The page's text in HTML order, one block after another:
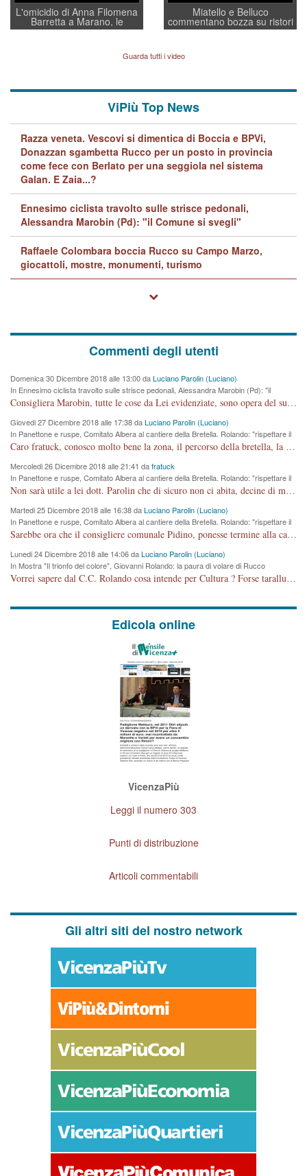
L'omicidio di Anna Filomena
Barretta a Marano, le
indagini dei carabinieri di
Lavarra: più avvincenti di
quelle di... Barbara D'Urso
Miatello e Belluco
commentano bozza su ristori
BPVi e Veneto Banca
Guarda tutti i video
ViPiù Top News
Razza veneta. Vescovi si dimentica di Boccia e BPVi,
Donazzan sgambetta Rucco per un posto in provincia
come fece con Berlato per una seggiola nel sistema
Galan. E Zaia...?
Ennesimo ciclista travolto sulle strisce pedonali,
Alessandra Marobin (Pd): "il Comune si svegli"
Raffaele Colombara boccia Rucco su Campo Marzo,
giocattoli, mostre, monumenti, turismo
Commenti degli utenti
Domenica 30 Dicembre 2018 alle 13:00 daLuciano Parolin (Luciano)
In Ennesimo ciclista travolto sulle strisce pedonali, Alessandra Marobin (Pd): "il
Comune si svegli"
Consigliera Marobin, tutte le cose da Lei evidenziate, sono opera del suo ex Assessore e compagno di Partito Antonio Marco Dalla Pozza Assessore alla "progettazione" di piste ciclabili e altre porcherie. A lui manderei il conto da saldare per incidenti e danni alle persone. E' ora che "finiamola." Avete perso rassegnatevi. qui IL SINDACO RUCCO NON C'ENTRA PER NIENTE. CAPITO!!!!!!!! Amen.
Giovedi 27 Dicembre 2018 alle 17:38 daLuciano Parolin (Luciano)
In Panettone e ruspe, Comitato Albera al cantiere della Bretella. Rolando: "rispettare il
cronoprogramma"
Caro fratuck, conosco molto bene la zona, il percorso della bretella, la situazione dei cittadini, abito in Viale Trento. A partire dal 2003 ho partecipato al Comitato di Maddalene pro bretella, e a riunioni propositive per apportare modifiche al progetto. Numerose mie foto del territorio sono arrivate a Roma, altri miei interventi (non graditi dalla Sx) sono stati pubblicati dal GdV, assieme ad altri come Ciro Asproso, ora favorevole alla bretella. Ho partecipato alla raccolta firme per la chiusura della strada x 5 giorni eseguita dal Sindaco Hullwech per sforamento 180 Micro/g. Pertanto come impegno per la tematica sono apposto con la coscienza. Ora il Progetto è partito, fine! Voglio dire che la nuova Giunta "comunale" non c'entra più. L'opera sarà "malauguratamente" eseguita, ma non con il mio placet. Il Consigliere Comunale dovrebbe capire che la campagna elettorale è finita, con buona pace di tutti. Quello che invece dovrebbe interessare è la proprietà della strada, dall'uscita autostradale Ovest, sino alla Rotatoria dell'Albara, vi sono tre possessori: Autostrade SpA; La Provincia, il Comune. Come la mettiamo per il futuro ? I costi, da 50 sono saliti a 100 milioni di € come dire 20 milioni a KM (!) da non credere. Comunque si farà. Ma nessuno canti Vittoria, anzi meglio non farne un ulteriore fatto "partitico" per questioni elettorali o di seggio. Se mi manda la sua mail, sono disponibile ad inviare i documenti e le foto sopra descritte. Con ossequi, Luciano Parolin
Mercoledi 26 Dicembre 2018 alle 21:41 dafratuck
In Panettone e ruspe, Comitato Albera al cantiere della Bretella. Rolando: "rispettare il
cronoprogramma"
Non sarà utile a lei dott. Parolin che di sicuro non ci abita, decine di migliaia di TIR, automobili e padroncini che passano quotidianamente per una strada appena rotabile, non è più possibile stendere i panni, attraversare la strada senza rischiare la morte, le case stanno crepando, i tempi sono cambiati e la bretella non passerà assolutamente per maddalene (ma cosa sta a dire?!), dia invece responsabilità a chi ha costruito tagliando la strada che doveva invece terminare a isola vicentina e non al moracchino lasciando Motta di Costabissara ancora in panne di traffico. I tempi sono cambiati dottore e se l'anagrafe della vita stagna nell'essere umano impressioni conservatrici, la società non le considera perchè va avanti, si industrializza e ha bisogno di infrastrutture e di sviluppo. Ultima considerazione, se è geloso di Rolando perchè vede in lui solo campagne politiche mentre si difendono i SOLI diritti dei cittadini, la preghiamo faccia considerazioni più appropriate. Saluti e complimenti per i suoi scritti.
Martedi 25 Dicembre 2018 alle 16:38 daLuciano Parolin (Luciano)
In Panettone e ruspe, Comitato Albera al cantiere della Bretella. Rolando: "rispettare il
cronoprogramma"
Sarebbe ora che il consigliere comunale Pidino, ponesse termine alla campagna elettorale nel territorio del suo seggio Villaggio del Sole. La tiraca è iniziata, distruggerà 6 km di prateria ovest della città, ricca di fonti e sorgenti d'acqua. I cittadini di Maddalene non avranno più Pace la notte. Molta colpa per la costruzione di questa Strada è proprio del signor Rolando,dei suoi gazebo mobili e che vuol far passare questa opera VANDALICA come progetto "utile" a chi ? Non è cosa seria sig. Rolando!
Lunedi 24 Dicembre 2018 alle 14:06 daLuciano Parolin (Luciano)
In Mostra "Il trionfo del colore", Giovanni Rolando: la paura di volare di Rucco
Vorrei sapere dal C.C. Rolando cosa intende per Cultura ? Forse tarallucci, vino e sagre, o spaghetti tricolori del PD ? Il continuo (s)parlare della mostra a Palazzo Chiericati caro consigliere DANNEGGIA FORTEMENTE l'immagine della città TUTTA e fa deviare i consensi che in RUSSIA (badi bene ex U.R.S.S.) sono ECCELLENTI. A livello artistico l'evento è di alta Valenza culturale, COMPITO di Tutta la Cittadinanza fare il possibile per propagandare l'iniziativa senza farne UN CASO PARTITICO come fa Lei da sempre. Meno Gazebo + Partecipazione! E così sia. Amen.
Edicola online
VicenzaPiù
Leggi il numero 303
Punti di distribuzione
Articoli commentabili
Gli altri siti del nostro network